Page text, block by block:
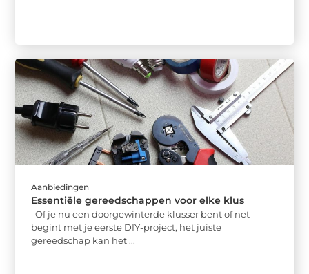
Aanbiedingen
Essentiële gereedschappen voor elke klus
Of je nu een doorgewinterde klusser bent of net
begint met je eerste DIY-project, het juiste
gereedschap kan het ...